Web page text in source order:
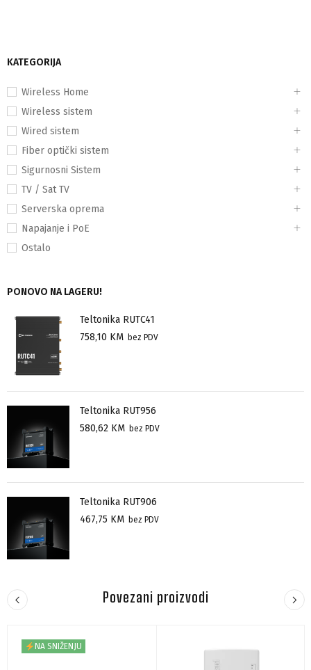
KATEGORIJA
Wireless Home
Wireless sistem
Wired sistem
Fiber optički sistem
Sigurnosni Sistem
TV / Sat TV
Serverska oprema
Napajanje i PoE
Ostalo
PONOVO NA LAGERU!
Teltonika RUTC41
758,10 KM bez PDV
Teltonika RUT956
580,62 KM bez PDV
Teltonika RUT906
467,75 KM bez PDV
Povezani proizvodi
NA SNIŽENJU